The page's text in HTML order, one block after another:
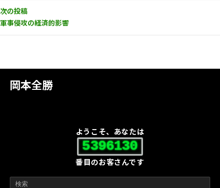
岡本全勝
ようこそ、あなたは
5396130
番目のお客さんです
次の投稿
軍事侵攻の経済的影響